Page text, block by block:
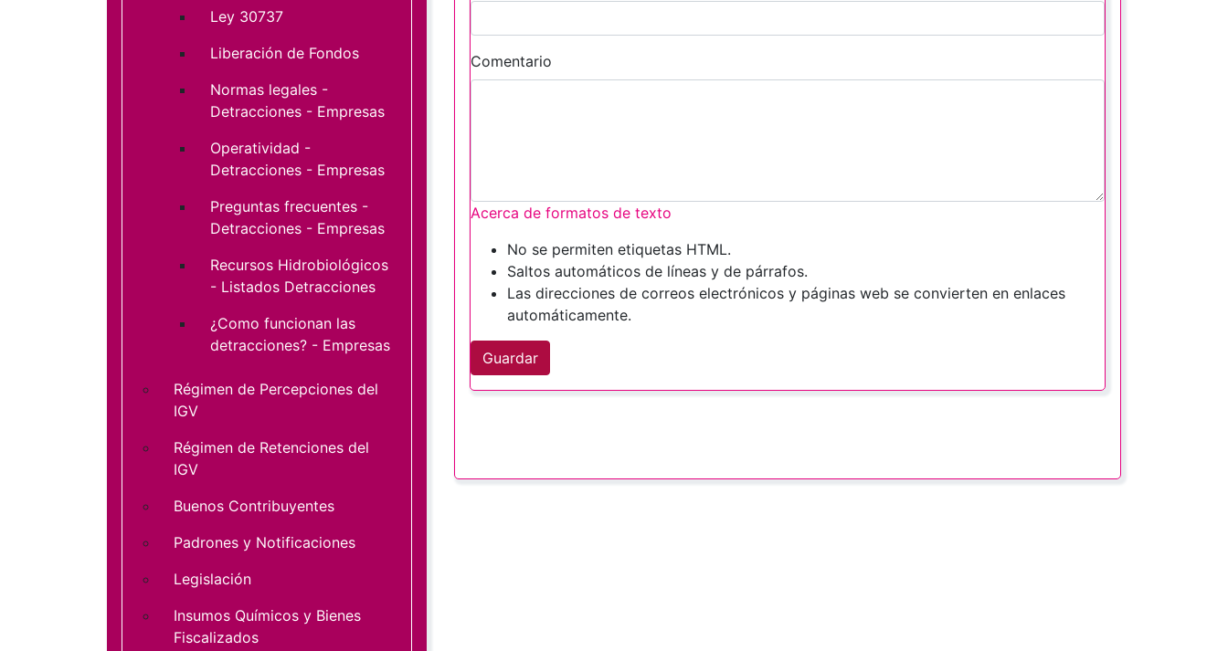
Comentario
Acerca de formatos de texto
No se permiten etiquetas HTML.
Saltos automáticos de líneas y de párrafos.
Las direcciones de correos electrónicos y páginas web se convierten en enlaces
automáticamente.
Guardar
Ley 30737
Liberación de Fondos
Normas legales -
Detracciones - Empresas
Operatividad -
Detracciones - Empresas
Preguntas frecuentes -
Detracciones - Empresas
Recursos Hidrobiológicos
- Listados Detracciones
¿Como funcionan las
detracciones? - Empresas
Régimen de Percepciones del
IGV
Régimen de Retenciones del
IGV
Buenos Contribuyentes
Padrones y Notificaciones
Legislación
Insumos Químicos y Bienes
Fiscalizados